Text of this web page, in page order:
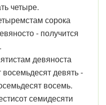
четыре.
сорока
- получится
девяноста
девять -
восемь.
семидесяти